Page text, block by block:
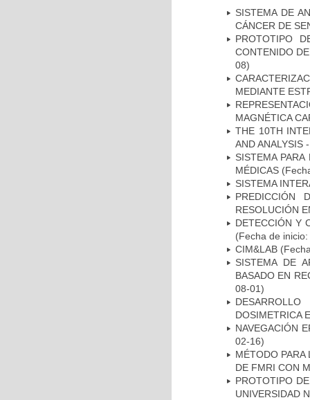
SISTEMA DE
CÁNCER DE
PROTOTIPO
CONTENIDO
08)
MEDIANTE
MAGNÉTICA
THE 10TH
AND ANALYSIS
SISTEMA
MÉDICAS
SISTEMA
PREDICCIÓN
RESOLUCIÓN
DETECCIÓN Y
(Fecha de
CIM&LAB
SISTEMA DE
BASADO EN
08-01)
DOSIMETRICA
NAVEGACIÓN
02-16)
MÉTODO PARA
DE FMRI CON
PROTOTIPO
UNIVERSIDAD